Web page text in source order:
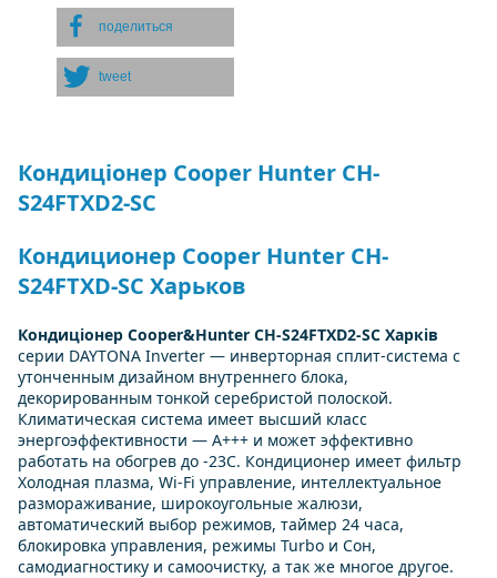
поделиться
tweet
Кондиціонер Cooper Hunter CH-
S24FTXD2-SC
Кондиционер Cooper Hunter CH-
S24FTXD-SC Харьков
Кондиціонер Cooper&Hunter CH-S24FTXD2-SC Харків
серии DAYTONA Inverter — инверторная сплит-система с
утонченным дизайном внутреннего блока,
декорированным тонкой серебристой полоской.
Климатическая система имеет высший класс
энергоэффективности — А+++ и может эффективно
работать на обогрев до -23С. Кондиционер имеет фильтр
Холодная плазма, Wi-Fi управление, интеллектуальное
размораживание, широкоугольные жалюзи,
автоматический выбор режимов, таймер 24 часа,
блокировка управления, режимы Turbo и Сон,
самодиагностику и самоочистку, а так же многое другое.